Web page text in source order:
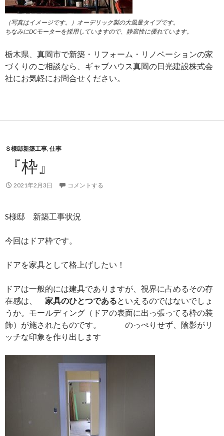
（写真はイメージです。）オーデリック製の大風量タイプです。
ちなみにDCモーターを採用していますので、静寂性に優れています。
栃木県、真岡市で新築・リフォーム・リノベーションの家
づくりのご相談なら、ギャブハウス真岡の日光建設株式会
社にお気軽にお問合せください。
Ｓ様邸新築工事, 仕事
『枠』
2021年2月3日 コメントする
S様邸 新築工事状況
今回はドア枠です。
ドアを家具として格上げしたい！
ドアは一般的には建具でありますが、視界に占めるその存
在感は、 家具のひとつであるといえるのではないでしょ
うか。モールディング（ドアの表面に出っ張ってる枠の装
飾）が施されたものです。 のっぺりせず、陰影がリ
ッチな印象を作り出します